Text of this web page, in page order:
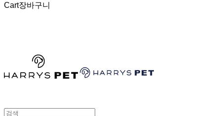
Cart장바구니